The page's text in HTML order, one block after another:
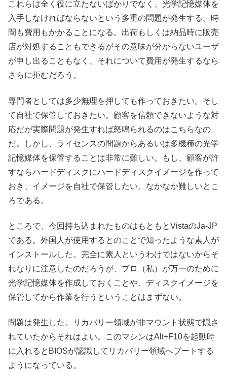
これらは全く役に立たないばかりでなく、光学記憶媒体を
入手しなければならないという多重の問題が発生する。時
間も費用もかかることになる。出荷もしくは納品時に販売
店が対処することもできるがその意味が分からないユーザ
が申し出ることもなく、それについて費用が発生するなら
さらに拒むだろう。
専門者としては多少無理を押しても作っておきたい。そし
て自社で保管しておきたい。顧客を信頼できないような対
応だが実際問題が発生すれば怒鳴られるのはこちらなの
だ。しかし、ライセンスの問題からあるいは多機種の光学
記憶媒体を保管することは非常に難しい。もし、顧客が許
すならハードディスクにハードディスクイメージを作って
おき、イメージを自社で保管したい。なかなか難しいとこ
ろである。
ところで、今回持ち込まれたものはもともとVistaのJa-JP
である。外国人が使用するとのことで知ったような素人が
インストールした。完全に素人というわけではないからそ
れなりに注意したのだろうが、プロ（私）が万一のために
光学記憶媒体を作成しておくことや、ディスクイメージを
保管してから作業を行うということはまずない。
問題は発生した。リカバリー領域が非マウント状態で隠さ
れていたからそれはよい。このマシンはAlt+F10を起動時
に入れるとBIOSが認識してリカバリー領域へブートする
ようになっている。